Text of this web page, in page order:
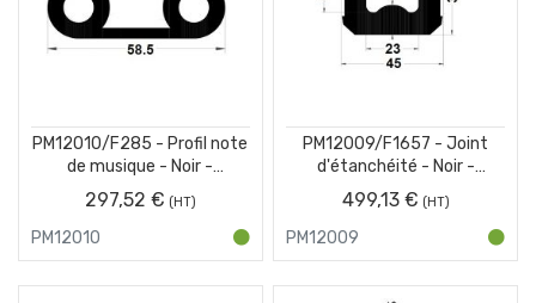
PM12010/F285 - Profil note
de musique - Noir -
Couronne 25 m
297,52 €
PM12010
PM12009/F1657 - Joint
d'étanchéité - Noir -
Couronne 25 m
499,13 €
PM12009